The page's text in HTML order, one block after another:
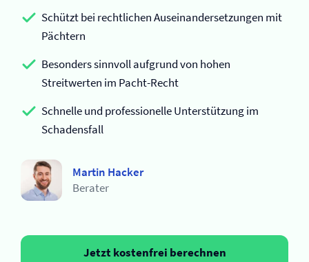
Schützt bei rechtlichen Auseinandersetzungen mit
Pächtern
Besonders sinnvoll aufgrund von hohen
Streitwerten im Pacht-Recht
Schnelle und professionelle Unterstützung im
Schadensfall
Martin Hacker
Berater
Jetzt kostenfrei berechnen